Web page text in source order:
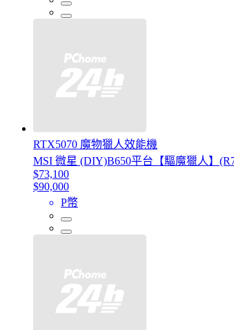
RTX5070 魔物獵人效能機
MSI 微星 (DIY)B650平台【驅魔獵人】
$73,100
$90,000
P幣